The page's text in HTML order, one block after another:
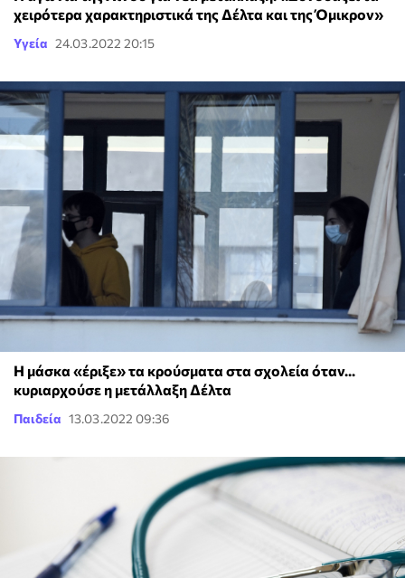
χειρότερα χαρακτηριστικά της Δέλτα και της Όμικρον»
Υγεία 24.03.2022 20:15
Η μάσκα «έριξε» τα κρούσματα στα σχολεία όταν...
κυριαρχούσε η μετάλλαξη Δέλτα
Παιδεία 13.03.2022 09:36